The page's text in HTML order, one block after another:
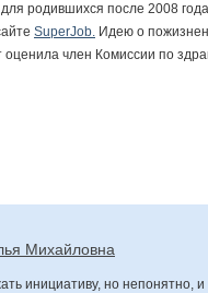
родившихся после 2008
SuperJob. Идею о
член Комиссии по
Михайловна
инициативу, но непонятно,